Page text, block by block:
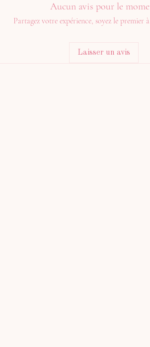
Aucun avis pour le
Partagez votre expérience, soyez le premier
Laisser un avis